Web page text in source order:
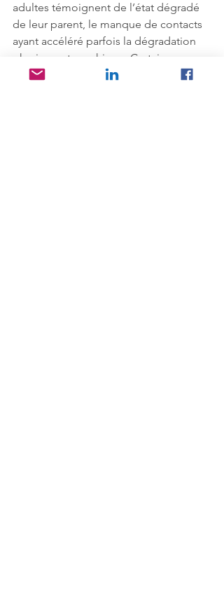
adultes témoignent de l’état dégradé
de leur parent, le manque de contacts
ayant accéléré parfois la dégradation
physique et psychique. Certains
enfants dont les parents ont Alzheimer